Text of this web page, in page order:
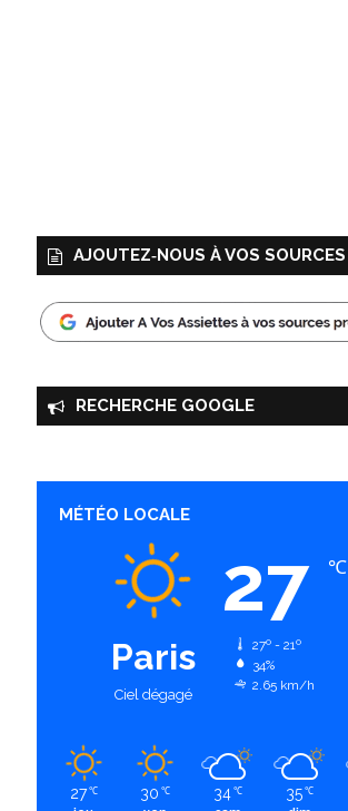
AJOUTEZ‑NOUS À VOS SOURCES
RECHERCHE GOOGLE
MÉTÉO LOCALE
Paris
Ciel dégagé
27 ℃
27º - 21º
34%
2.65 km/h
27 ℃ 30 ℃ 34 ℃ 35 ℃